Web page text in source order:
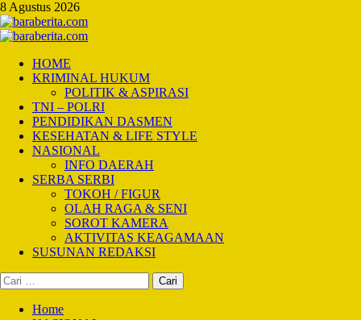
Skip
to
content
8 Agustus 2026
Primary
HOME
KRIMINAL HUKUM
POLITIK & ASPIRASI
TNI – POLRI
PENDIDIKAN DASMEN
KESEHATAN & LIFE STYLE
NASIONAL
INFO DAERAH
SERBA SERBI
TOKOH / FIGUR
OLAH RAGA & SENI
SOROT KAMERA
AKTIVITAS KEAGAMAAN
SUSUNAN REDAKSI
Cari
untuk:
Home